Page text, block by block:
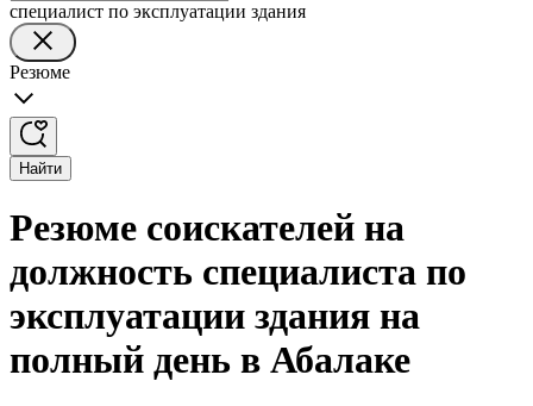
специалист по эксплуатации здания
Резюме
Найти
Резюме соискателей на
должность специалиста по
эксплуатации здания на
полный день в Абалаке